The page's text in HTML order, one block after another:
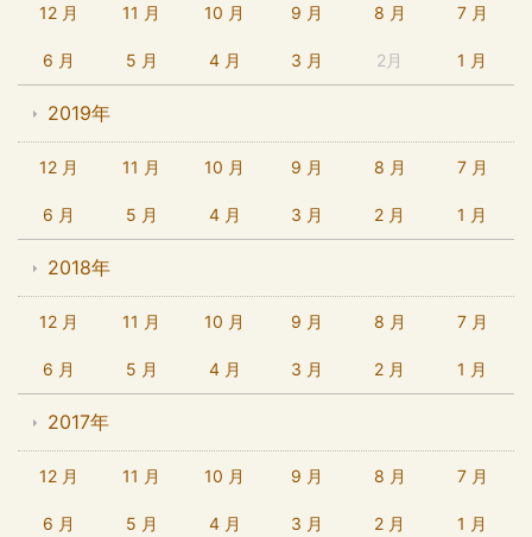
12 月 11 月 10 月 9 月 8 月 7 月
6 月 5 月 4 月 3 月 2月 1 月
2019年
12 月 11 月 10 月 9 月 8 月 7 月
6 月 5 月 4 月 3 月 2 月 1 月
2018年
12 月 11 月 10 月 9 月 8 月 7 月
6 月 5 月 4 月 3 月 2 月 1 月
2017年
12 月 11 月 10 月 9 月 8 月 7 月
6 月 5 月 4 月 3 月 2 月 1 月